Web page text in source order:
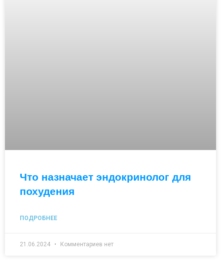
Что назначает эндокринолог для
похудения
ПОДРОБНЕЕ
21.06.2024 Комментариев нет